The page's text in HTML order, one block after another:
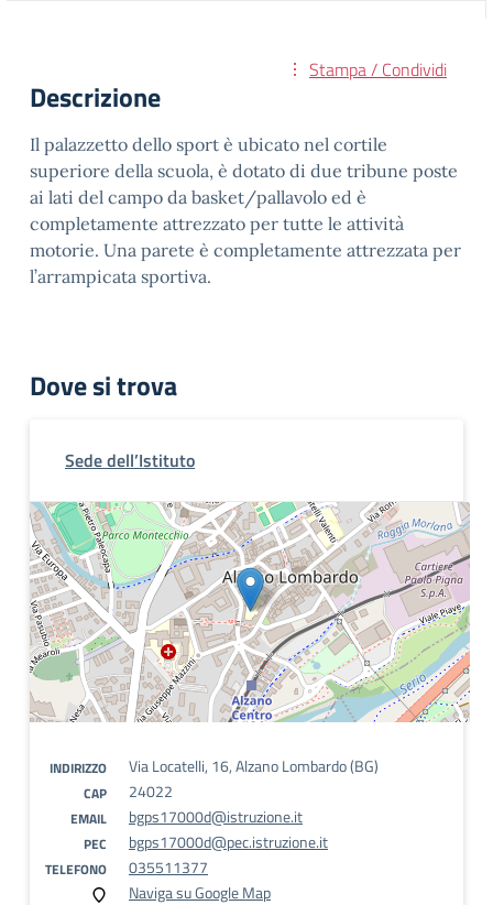
Stampa / Condividi
Descrizione
Il palazzetto dello sport è ubicato nel cortile
superiore della scuola, è dotato di due tribune poste
ai lati del campo da basket/pallavolo ed è
completamente attrezzato per tutte le attività
motorie. Una parete è completamente attrezzata per
l’arrampicata sportiva.
Dove si trova
Sede dell’Istituto
INDIRIZZO Via Locatelli, 16, Alzano Lombardo (BG)
CAP 24022
EMAIL bgps17000d@istruzione.it
PEC bgps17000d@pec.istruzione.it
TELEFONO
035511377
Naviga su Google Map